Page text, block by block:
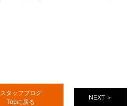
スタッフブログ
Topに戻る
NEXT ＞